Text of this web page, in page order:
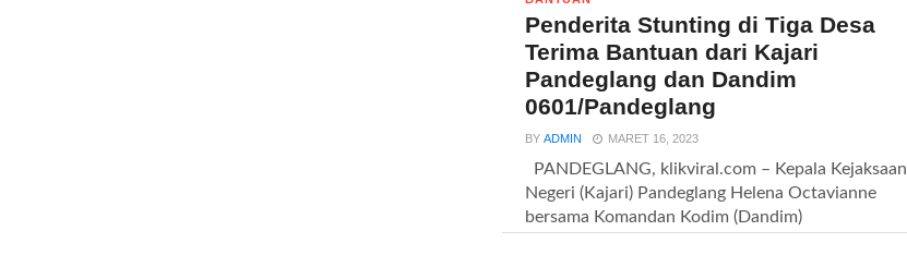
Penderita Stunting di Tiga Desa
Terima Bantuan dari Kajari
Pandeglang dan Dandim
0601/Pandeglang
BYADMIN MARET 16, 2023
PANDEGLANG, klikviral.com – Kepala Kejaksaan
Negeri (Kajari) Pandeglang Helena Octavianne
bersama Komandan Kodim (Dandim)